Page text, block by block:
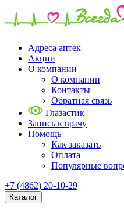
Адреса аптек
Акции
О компании
О компании
Контакты
Обратная связь
Глазастик
Запись к врачу
Помощь
Как заказать
Оплата
Популярные
+7 (4862) 20-10-29
Каталог